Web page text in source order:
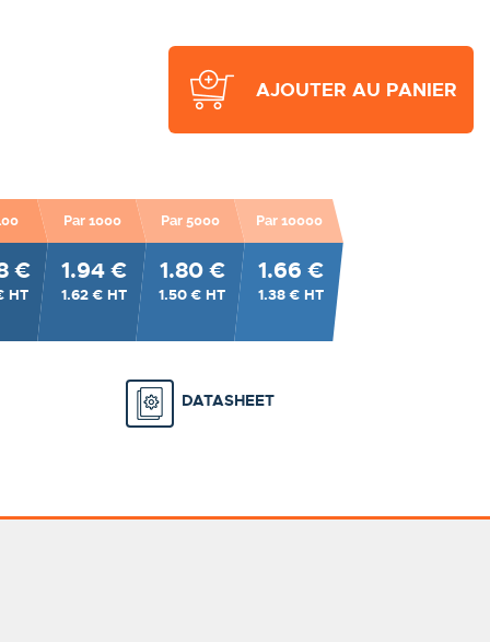
AJOUTER AU PANIER
€
HT
Par 1000
1.94 €
1.62 € HT
Par 5000
1.80 €
1.50 € HT
Par 10000
1.66 €
1.38 € HT
DATASHEET